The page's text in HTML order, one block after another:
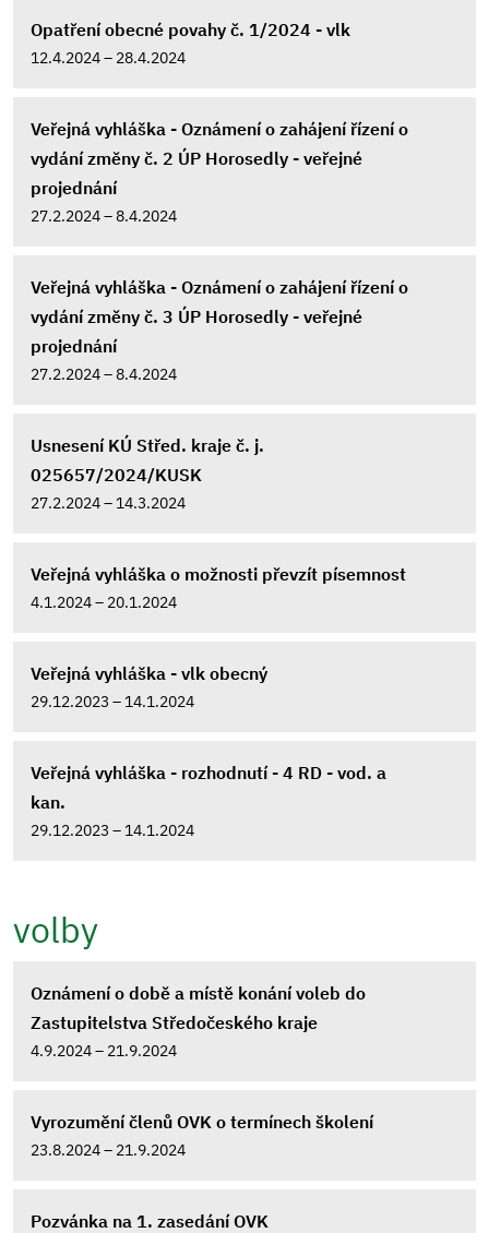
Opatření obecné povahy č. 1/2024 - vlk
12.4.2024 – 28.4.2024
Veřejná vyhláška - Oznámení o zahájení řízení o
vydání změny č. 2 ÚP Horosedly - veřejné
projednání
27.2.2024 – 8.4.2024
Veřejná vyhláška - Oznámení o zahájení řízení o
vydání změny č. 3 ÚP Horosedly - veřejné
projednání
27.2.2024 – 8.4.2024
Usnesení KÚ Střed. kraje č. j.
025657/2024/KUSK
27.2.2024 – 14.3.2024
Veřejná vyhláška o možnosti převzít písemnost
4.1.2024 – 20.1.2024
Veřejná vyhláška - vlk obecný
29.12.2023 – 14.1.2024
Veřejná vyhláška - rozhodnutí - 4 RD - vod. a
kan.
29.12.2023 – 14.1.2024
volby
Oznámení o době a místě konání voleb do
Zastupitelstva Středočeského kraje
4.9.2024 – 21.9.2024
Vyrozumění členů OVK o termínech školení
23.8.2024 – 21.9.2024
Pozvánka na 1. zasedání OVK